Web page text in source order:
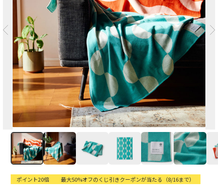
ポイント20倍 最大50%オフのくじ引きクーポンが当たる（8/16まで）